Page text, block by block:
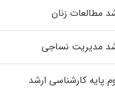
مطالعات زنان
مدیریت نساجی
پایه کارشناسی ارشد